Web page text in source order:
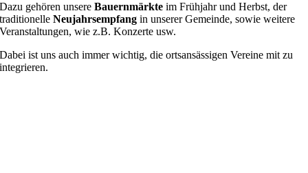
Dazu gehören unsereBauernmärkte im Frühjahr und Herbst, der
traditionelleNeujahrsempfang in unserer Gemeinde, sowie weitere
Veranstaltungen, wie z.B. Konzerte usw.
Dabei ist uns auch immer wichtig, die ortsansässigen Vereine mit zu
integrieren.